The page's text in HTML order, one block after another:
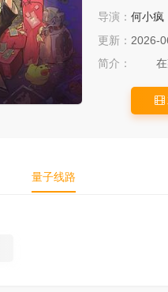
导演： 何小疯
更新： 2026-
简介：
在某
量子线路